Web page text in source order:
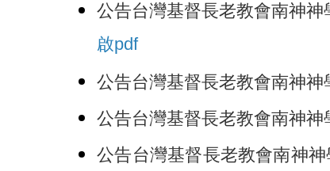
公告台灣基督長老教會南神
啟pdf
公告台灣基督長老教會南神
公告台灣基督長老教會南神
公告台灣基督長老教會南神